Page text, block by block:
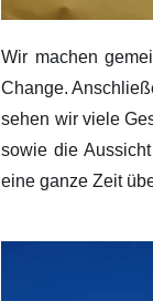
Wir machen
Change.
sehen wir viele
sowie die
eine ganze Zeit